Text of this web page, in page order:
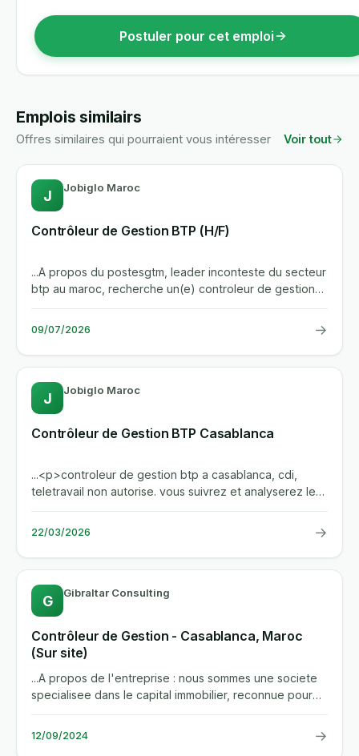
Postuler pour cet emploi
Emplois similairs
Offres similaires qui pourraient vous intéresser Voir tout
J Jobiglo Maroc
Contrôleur de Gestion BTP (H/F)
...A propos du postesgtm, leader inconteste du secteur
btp au maroc, recherche un(e) controleur de gestion
passionne(e) et...
09/07/2026 →
J Jobiglo Maroc
Contrôleur de Gestion BTP Casablanca
...<p>controleur de gestion btp a casablanca, cdi,
teletravail non autorise. vous suivrez et analyserez les
couts,...
22/03/2026 →
G Gibraltar Consulting
Contrôleur de Gestion - Casablanca, Maroc
(Sur site)
...A propos de l'entreprise : nous sommes une societe
specialisee dans le capital immobilier, reconnue pour
notre...
12/09/2024 →